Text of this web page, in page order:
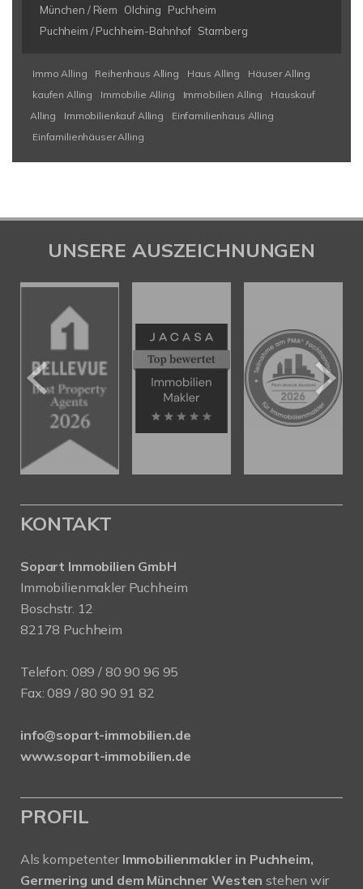
München / Riem
Olching
Puchheim
Puchheim / Puchheim-Bahnhof Starnberg
Immo Alling Reihenhaus Alling Haus Alling
Häuser Alling
kaufen Alling
Immobilie Alling Immobilien Alling
Hauskauf
Alling
Immobilienkauf Alling
Einfamilienhaus Alling
Einfamilienhäuser Alling
UNSERE AUSZEICHNUNGEN
KONTAKT
Sopart Immobilien GmbH
Immobilienmakler Puchheim
Boschstr. 12
82178 Puchheim
Telefon: 089 / 80 90 96 95
Fax: 089 / 80 90 91 82
info@sopart-immobilien.de
www.sopart-immobilien.de
PROFIL
Als kompetenter Immobilienmakler in Puchheim,
Germering und dem Münchner Westen stehen wir